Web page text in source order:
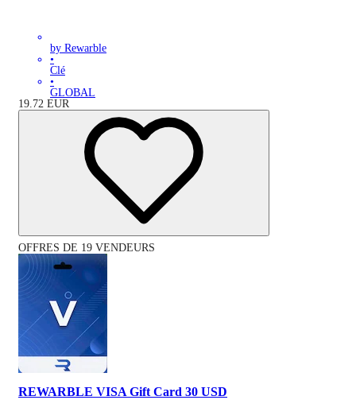
by Rewarble
•
Clé
•
GLOBAL
19.72 EUR
OFFRES DE 19 VENDEURS
REWARBLE VISA Gift Card 30 USD